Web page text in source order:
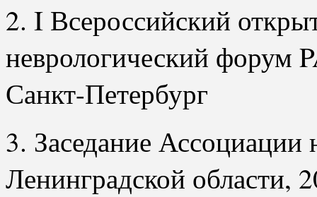
2. I Всероссийский
неврологический форум
Санкт-Петербург
3. Заседание Ассоциации
Ленинградской области,